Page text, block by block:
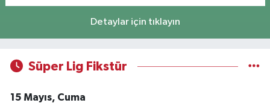
Detaylar için tıklayın
Süper Lig Fikstür
15 Mayıs, Cuma